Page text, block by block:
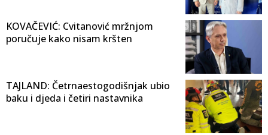
KOVAČEVIĆ: Cvitanović mržnjom
poručuje kako nisam kršten
TAJLAND: Četrnaestogodišnjak ubio
baku i djeda i četiri nastavnika